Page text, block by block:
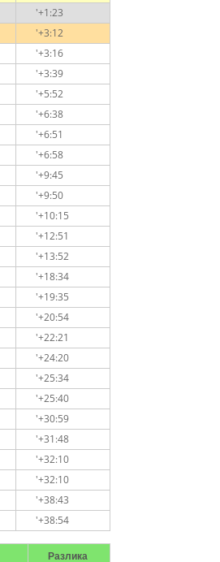
'+1:23
'+3:12
'+3:16
'+3:39
'+5:52
'+6:38
'+6:51
'+6:58
'+9:45
'+9:50
'+10:15
'+12:51
'+13:52
'+18:34
'+19:35
'+20:54
'+22:21
'+24:20
'+25:34
'+25:40
'+30:59
'+31:48
'+32:10
'+32:10
'+38:43
'+38:54
Разлика